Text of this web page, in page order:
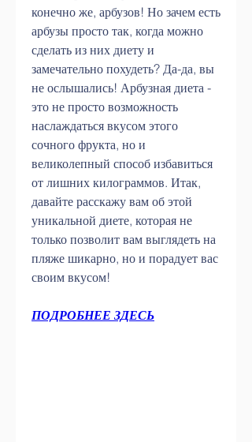
конечно же, арбузов! Но зачем есть
арбузы просто так, когда можно
сделать из них диету и
замечательно похудеть? Да-да, вы
не ослышались! Арбузная диета -
это не просто возможность
наслаждаться вкусом этого
сочного фрукта, но и
великолепный способ избавиться
от лишних килограммов. Итак,
давайте расскажу вам об этой
уникальной диете, которая не
только позволит вам выглядеть на
пляже шикарно, но и порадует вас
своим вкусом!
ПОДРОБНЕЕ ЗДЕСЬ